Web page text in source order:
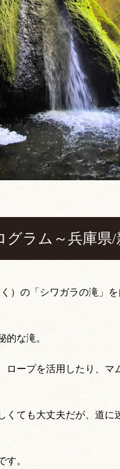
ラム～兵庫県/
の「シワガラの滝」
な滝。
ープを活用したり、
くても大丈夫だが、道
。